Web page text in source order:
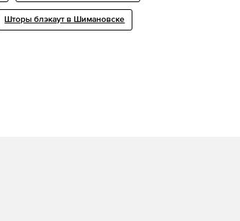
Шторы блэкаут в Шимановске